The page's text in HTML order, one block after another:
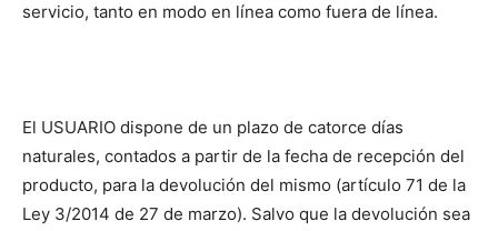
servicio, tanto en modo en línea como fuera de línea.
El USUARIO dispone de un plazo de catorce días
naturales, contados a partir de la fecha de recepción del
producto, para la devolución del mismo (artículo 71 de la
Ley 3/2014 de 27 de marzo). Salvo que la devolución sea